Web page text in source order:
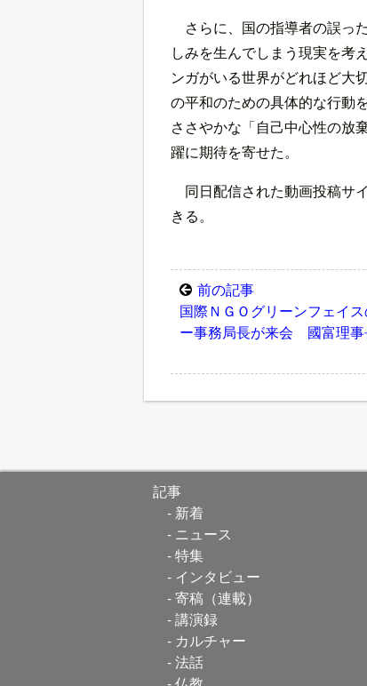
さらに、国の指導者の誤っ
しみを生んでしまう現実を考
ンガがいる世界がどれほど大
の平和のための具体的な行動
ささやかな「自己中心性の放
躍に期待を寄せた。
同日配信された動画投稿サ
きる。
前の記事
国際ＮＧＯグリーンフェイ
ー事務局長が来会 國富理事
記事
新着
ニュース
特集
インタビュー
寄稿（連載）
講演録
カルチャー
法話